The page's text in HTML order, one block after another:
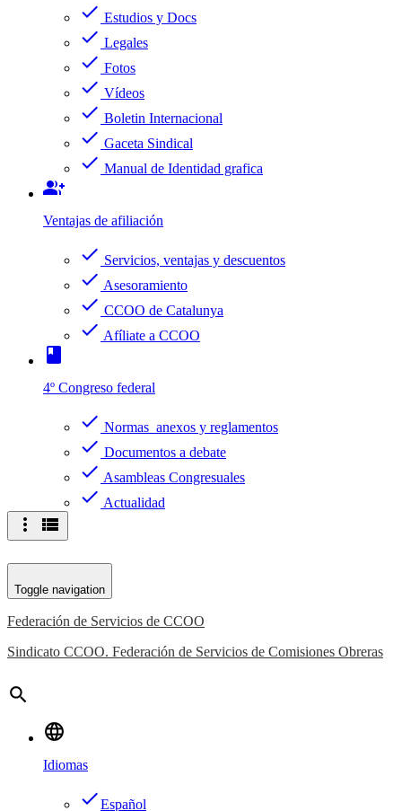
check Estudios y Docs
check Legales
check Fotos
check Vídeos
check Boletin Internacional
check Gaceta Sindical
check Manual de Identidad grafica
group_add
Ventajas de afiliación
check Servicios, ventajas y descuentos
check Asesoramiento
check CCOO de Catalunya
check Afíliate a CCOO
book
4º Congreso federal
check Normas anexos y reglamentos
check Documentos a debate
check Asambleas Congresuales
check Actualidad
more_vert view_list
Toggle navigation
Federación de Servicios de CCOO
Sindicato CCOO. Federación de Servicios de Comisiones Obreras
search
language
Idiomas
doneEspañol